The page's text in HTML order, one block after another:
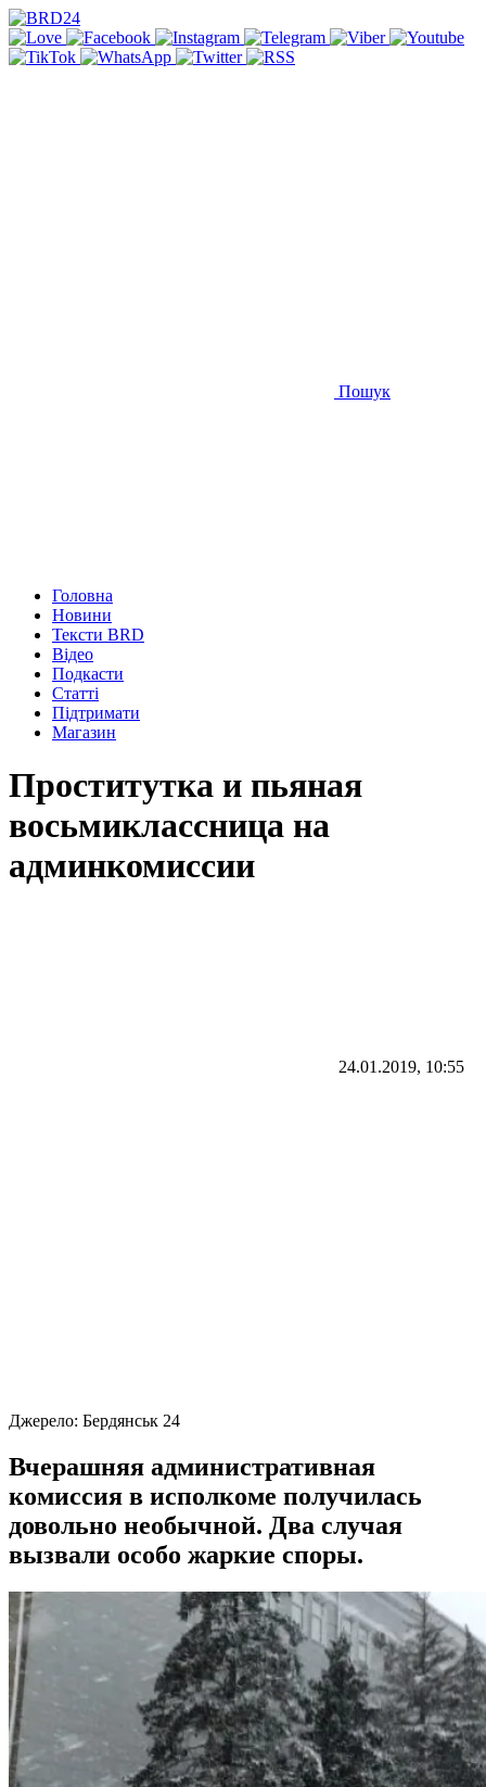
Пошук
Головна
Новини
Тексти BRD
Відео
Подкасти
Статті
Підтримати
Магазин
Проститутка и пьяная
восьмиклассница на
админкомиссии
24.01.2019, 10:55
Джерело: Бердянськ 24
Вчерашняя административная
комиссия в исполкоме получилась
довольно необычной. Два случая
вызвали особо жаркие споры.